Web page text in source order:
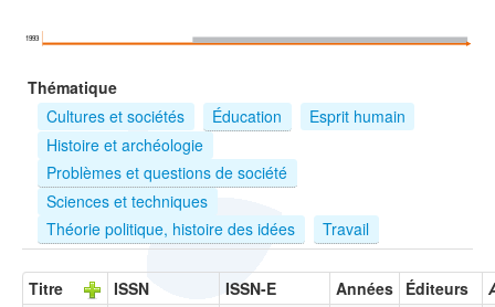
ES
?
1993
Thématique
Cultures et sociétés
Éducation
Esprit humain
Histoire et archéologie
Problèmes et questions de société
Sciences et techniques
Théorie politique, histoire des idées
Travail
Titre ISSN ISSN-E Années Éditeurs